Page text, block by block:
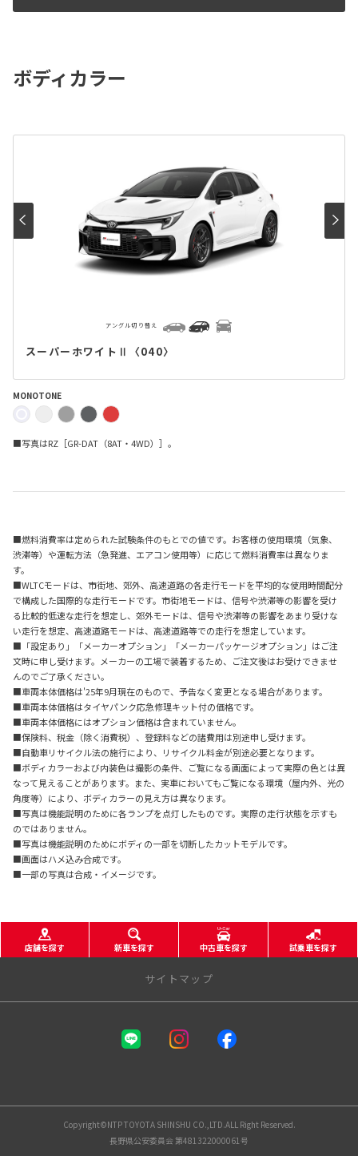
ボディカラー
スーパーホワイトⅡ〈040〉
アングル切り替え
MONOTONE
■写真はRZ［GR-DAT（8AT・4WD）］。
■燃料消費率は定められた試験条件のもとでの値です。お客様の使用環境（気象、
渋滞等）や運転方法（急発進、エアコン使用等）に応じて燃料消費率は異なりま
す。
■WLTCモードは、市街地、郊外、高速道路の各走行モードを平均的な使用時間配分
で構成した国際的な走行モードです。市街地モードは、信号や渋滞等の影響を受け
る比較的低速な走行を想定し、郊外モードは、信号や渋滞等の影響をあまり受けな
い走行を想定、高速道路モードは、高速道路等での走行を想定しています。
■「設定あり」「メーカーオプション」「メーカーパッケージオプション」はご注
文時に申し受けます。メーカーの工場で装着するため、ご注文後はお受けできませ
んのでご了承ください。
■車両本体価格は'25年9月現在のもので、予告なく変更となる場合があります。
■車両本体価格はタイヤパンク応急修理キット付の価格です。
■車両本体価格にはオプション価格は含まれていません。
■保険料、税金（除く消費税）、登録料などの諸費用は別途申し受けます。
■自動車リサイクル法の施行により、リサイクル料金が別途必要となります。
■ボディカラーおよび内装色は撮影の条件、ご覧になる画面によって実際の色とは異
なって見えることがあります。また、実車においてもご覧になる環境（屋内外、光の
角度等）により、ボディカラーの見え方は異なります。
■写真は機能説明のために各ランプを点灯したものです。実際の走行状態を示すも
のではありません。
■写真は機能説明のためにボディの一部を切断したカットモデルです。
■画面はハメ込み合成です。
■一部の写真は合成・イメージです。
店舗を探す 新車を探す 中古車を探す 試乗車を探す
サイトマップ
NTPトヨタ信州株式会社
Copyright©NTP TOYOTA SHINSHU CO.,LTD.ALL Right Reserved.
長野県公安委員会 第481322000061号